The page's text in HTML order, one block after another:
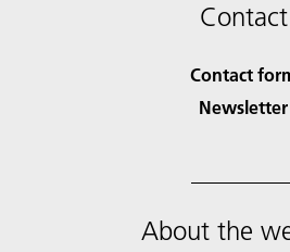
Contact
Contact
Newsletter
About the